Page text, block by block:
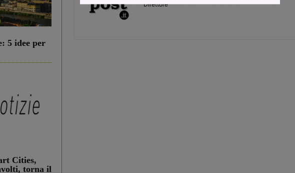
5 idee per
Cities,
torna il
Direttore